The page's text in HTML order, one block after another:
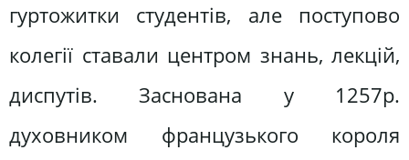
гуртожитки студентів, але поступово
колегії ставали центром знань, лекцій,
диспутів. Заснована у 1257р.
духовником французького короля